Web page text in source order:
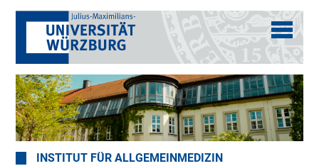
INSTITUT FÜR ALLGEMEINMEDIZIN